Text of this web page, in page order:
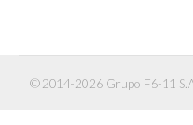
© 2014-2026 Grupo F6-11